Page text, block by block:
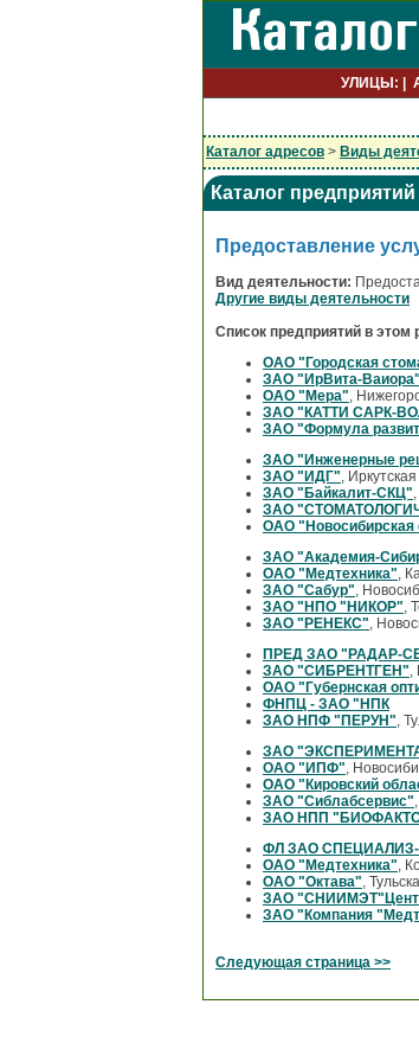
УЛИЦЫ:
Каталог адресов > Виды
Каталог
Предоставление
Вид деятельности:
Другие виды деятельности
Список предприятий в этом
ОАО "Городская
ЗАО "ИрВита-Ваиора"
ОАО "Мера" ,
ЗАО "КАТТИ САРК-
ЗАО "Формула
ЗАО "Инженерные
ЗАО "ИДГ" ,
ЗАО "Байкалит-СКЦ"
ЗАО
ОАО
ЗАО "Академия-
ОАО "Медтехника" ,
ЗАО "Сабур" ,
ЗАО "НПО "НИКОР" ,
ЗАО "РЕНЕКС" ,
ПРЕД ЗАО "РАДАР-
ЗАО "СИБРЕНТГЕН"
ОАО "Губернская
ФНПЦ - ЗАО "НПК
ЗАО НПФ "ПЕРУН" ,
ЗАО
ОАО "ИПФ" ,
ОАО "Кировский
ЗАО "Сиблабсервис"
ЗАО НПП
ФЛ ЗАО
ОАО "Медтехника" ,
ОАО "Октава" ,
ЗАО
ЗАО "Компания
Следующая страница >>